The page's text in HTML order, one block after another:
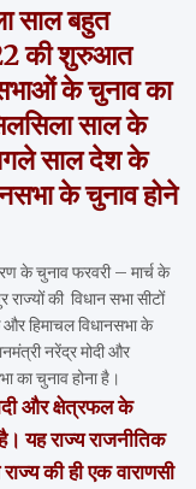
साल बहुत
की शुरुआत
सभाओं के चुनाव का
साल के
साल देश के
के चुनाव होने
के चुनाव फरवरी – मार्च के
की विधान सभा सीटों
हिमाचल विधानसभा के
नरेंद्र मोदी और
का चुनाव होना है।
और क्षेत्रफल के
यह राज्य राजनीतिक
की ही एक वाराणसी